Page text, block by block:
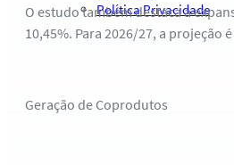
Política Privacidade
O estudo também destaca a
10,45%. Para 2026/27, a
Geração de Coprodutos